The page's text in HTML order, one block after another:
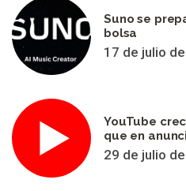
Suno se
bolsa
17 de julio
YouTube
que en
29 de julio